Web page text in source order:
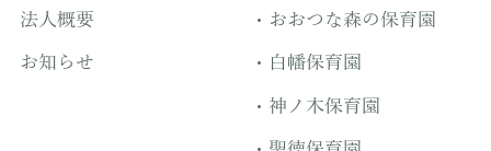
法人概要
お知らせ
おおつな森の保育園
白幡保育園
神ノ木保育園